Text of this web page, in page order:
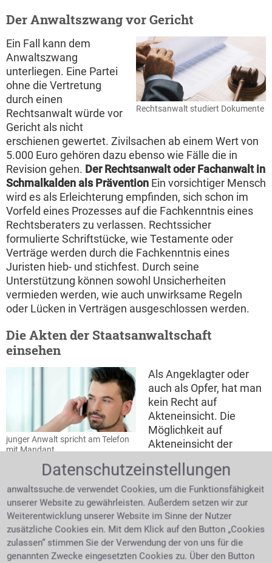
Der Anwaltszwang vor Gericht
Rechtsanwalt studiert Dokumente
Ein Fall kann dem
Anwaltszwang
unterliegen. Eine Partei
ohne die Vertretung
durch einen
Rechtsanwalt würde vor
Gericht als nicht
erschienen gewertet. Zivilsachen ab einem Wert von
5.000 Euro gehören dazu ebenso wie Fälle die in
Revision gehen. Der Rechtsanwalt oder Fachanwalt in
Schmalkalden als Prävention Ein vorsichtiger Mensch
wird es als Erleichterung empfinden, sich schon im
Vorfeld eines Prozesses auf die Fachkenntnis eines
Rechtsberaters zu verlassen. Rechtssicher
formulierte Schriftstücke, wie Testamente oder
Verträge werden durch die Fachkenntnis eines
Juristen hieb- und stichfest. Durch seine
Unterstützung können sowohl Unsicherheiten
vermieden werden, wie auch unwirksame Regeln
oder Lücken in Verträgen ausgeschlossen werden.
Die Akten der Staatsanwaltschaft
einsehen
junger Anwalt spricht am Telefon
mit Mandant
Als Angeklagter oder
auch als Opfer, hat man
kein Recht auf
Akteneinsicht. Die
Möglichkeit auf
Akteneinsicht der
nur ein Rechtsanwalt.
Wenn man nicht weiß, wie man z. B. an
Melderegisterauszüge kommt, so ist dies ein Dienst,
den ein beauftragter Rechtsanwalt in Schmalkalden
gerne übernehmen kann.
Die Erfolgsaussichten bewerten
Datenschutzeinstellungen
anwaltssuche.de verwendet Cookies, um die Funktionsfähigkeit
unserer Website zu gewährleisten. Außerdem setzen wir zur
Weiterentwicklung unserer Website im Sinne der Nutzer
zusätzliche Cookies ein. Mit dem Klick auf den Button „Cookies
zulassen“ stimmen Sie der Verwendung der von uns für die
genannten Zwecke eingesetzten Cookies zu. Über den Button